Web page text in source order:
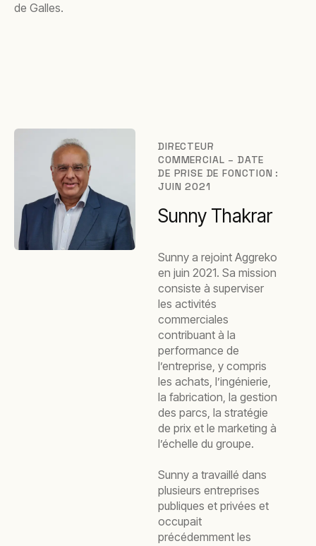
de Galles.
DIRECTEUR
COMMERCIAL – DATE
DE PRISE DE FONCTION :
JUIN 2021
Sunny Thakrar
Sunny a rejoint Aggreko
en juin 2021. Sa mission
consiste à superviser
les activités
commerciales
contribuant à la
performance de
l’entreprise, y compris
les achats, l’ingénierie,
la fabrication, la gestion
des parcs, la stratégie
de prix et le marketing à
l’échelle du groupe.
Sunny a travaillé dans
plusieurs entreprises
publiques et privées et
occupait
précédemment les